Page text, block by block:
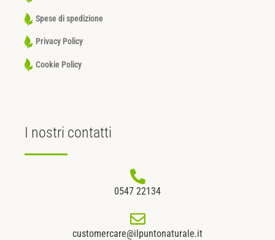
Spese di spedizione
Privacy Policy
Cookie Policy
I nostri contatti
0547 22134
customercare@ilpuntonaturale.it